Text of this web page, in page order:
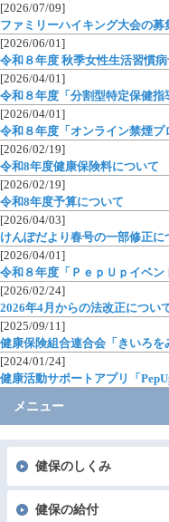
[2026/07/09]
ファミリーハイキング大会の募
[2026/06/01]
令和８年度 秋季女性生活習慣
[2026/04/01]
令和８年度「分割型特定保健
[2026/04/01]
令和８年度「オンライン禁煙
[2026/02/19]
令和8年度健康保険料について
[2026/02/19]
令和8年度予算について
[2026/04/03]
けんぽだより春号の一部修正に
[2026/04/01]
令和８年度「ＰｅｐＵｐイベ
[2026/02/24]
2026年4月からの法改正につい
[2025/09/11]
健康保険組合連合会「きいろ
[2024/01/24]
健康活動サポートアプリ「
メニュー
健保のしくみ
健保の給付